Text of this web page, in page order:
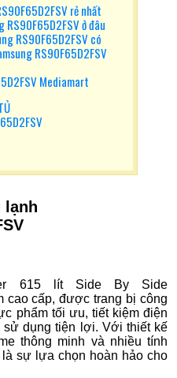
rẻ nhất
RS90F65D2FSV ở đâu
RS90F65D2FSV có
RS90F65D2FSV
Mediamart
lạnh
615 lít Side By Side
cao cấp, được trang bị công
phẩm tối ưu, tiết kiệm điện
sử dụng tiện lợi. Với thiết kế
thông minh và nhiều tính
sự lựa chọn hoàn hảo cho